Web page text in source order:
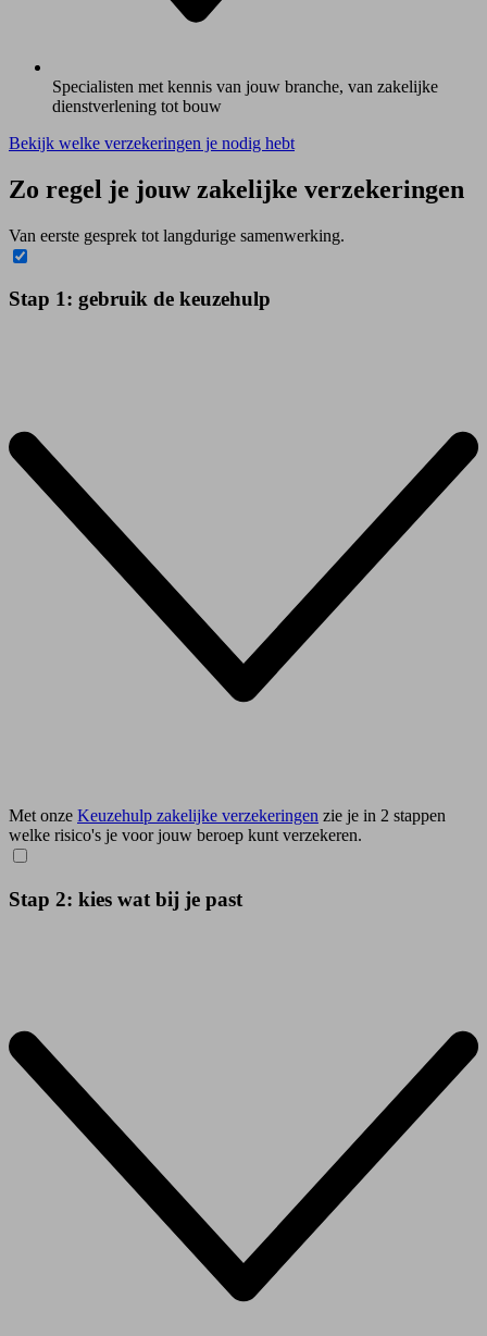
Specialisten met kennis van jouw branche, van zakelijke
dienstverlening tot bouw
Bekijk welke verzekeringen je nodig hebt
Zo regel je jouw zakelijke verzekeringen
Van eerste gesprek tot langdurige samenwerking.
Stap 1: gebruik de keuzehulp
Met onze Keuzehulp zakelijke verzekeringen zie je in 2 stappen
welke risico's je voor jouw beroep kunt verzekeren.
Stap 2: kies wat bij je past